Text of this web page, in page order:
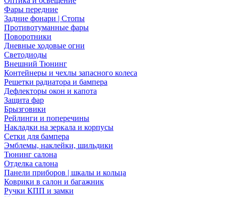
Фары передние
Задние фонари | Стопы
Противотуманные фары
Поворотники
Дневные ходовые огни
Светодиоды
Внешний Тюнинг
Контейнеры и чехлы запасного колеса
Решетки радиатора и бампера
Дефлекторы окон и капота
Защита фар
Брызговики
Рейлинги и поперечины
Накладки на зеркала и корпусы
Сетки для бампера
Эмблемы, наклейки, шильдики
Тюнинг салона
Отделка салона
Панели приборов | шкалы и кольца
Коврики в салон и багажник
Ручки КПП и замки